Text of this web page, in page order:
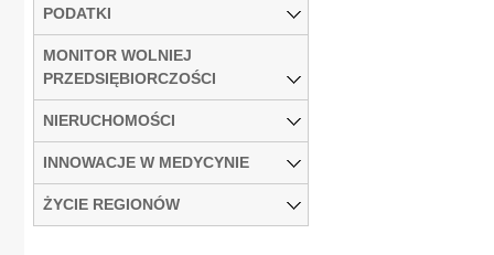
PODATKI
MONITOR WOLNIEJ
PRZEDSIĘBIORCZOŚCI
NIERUCHOMOŚCI
INNOWACJE W MEDYCYNIE
ŻYCIE REGIONÓW